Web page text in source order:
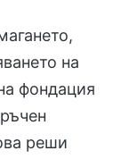
на
фондация
реши